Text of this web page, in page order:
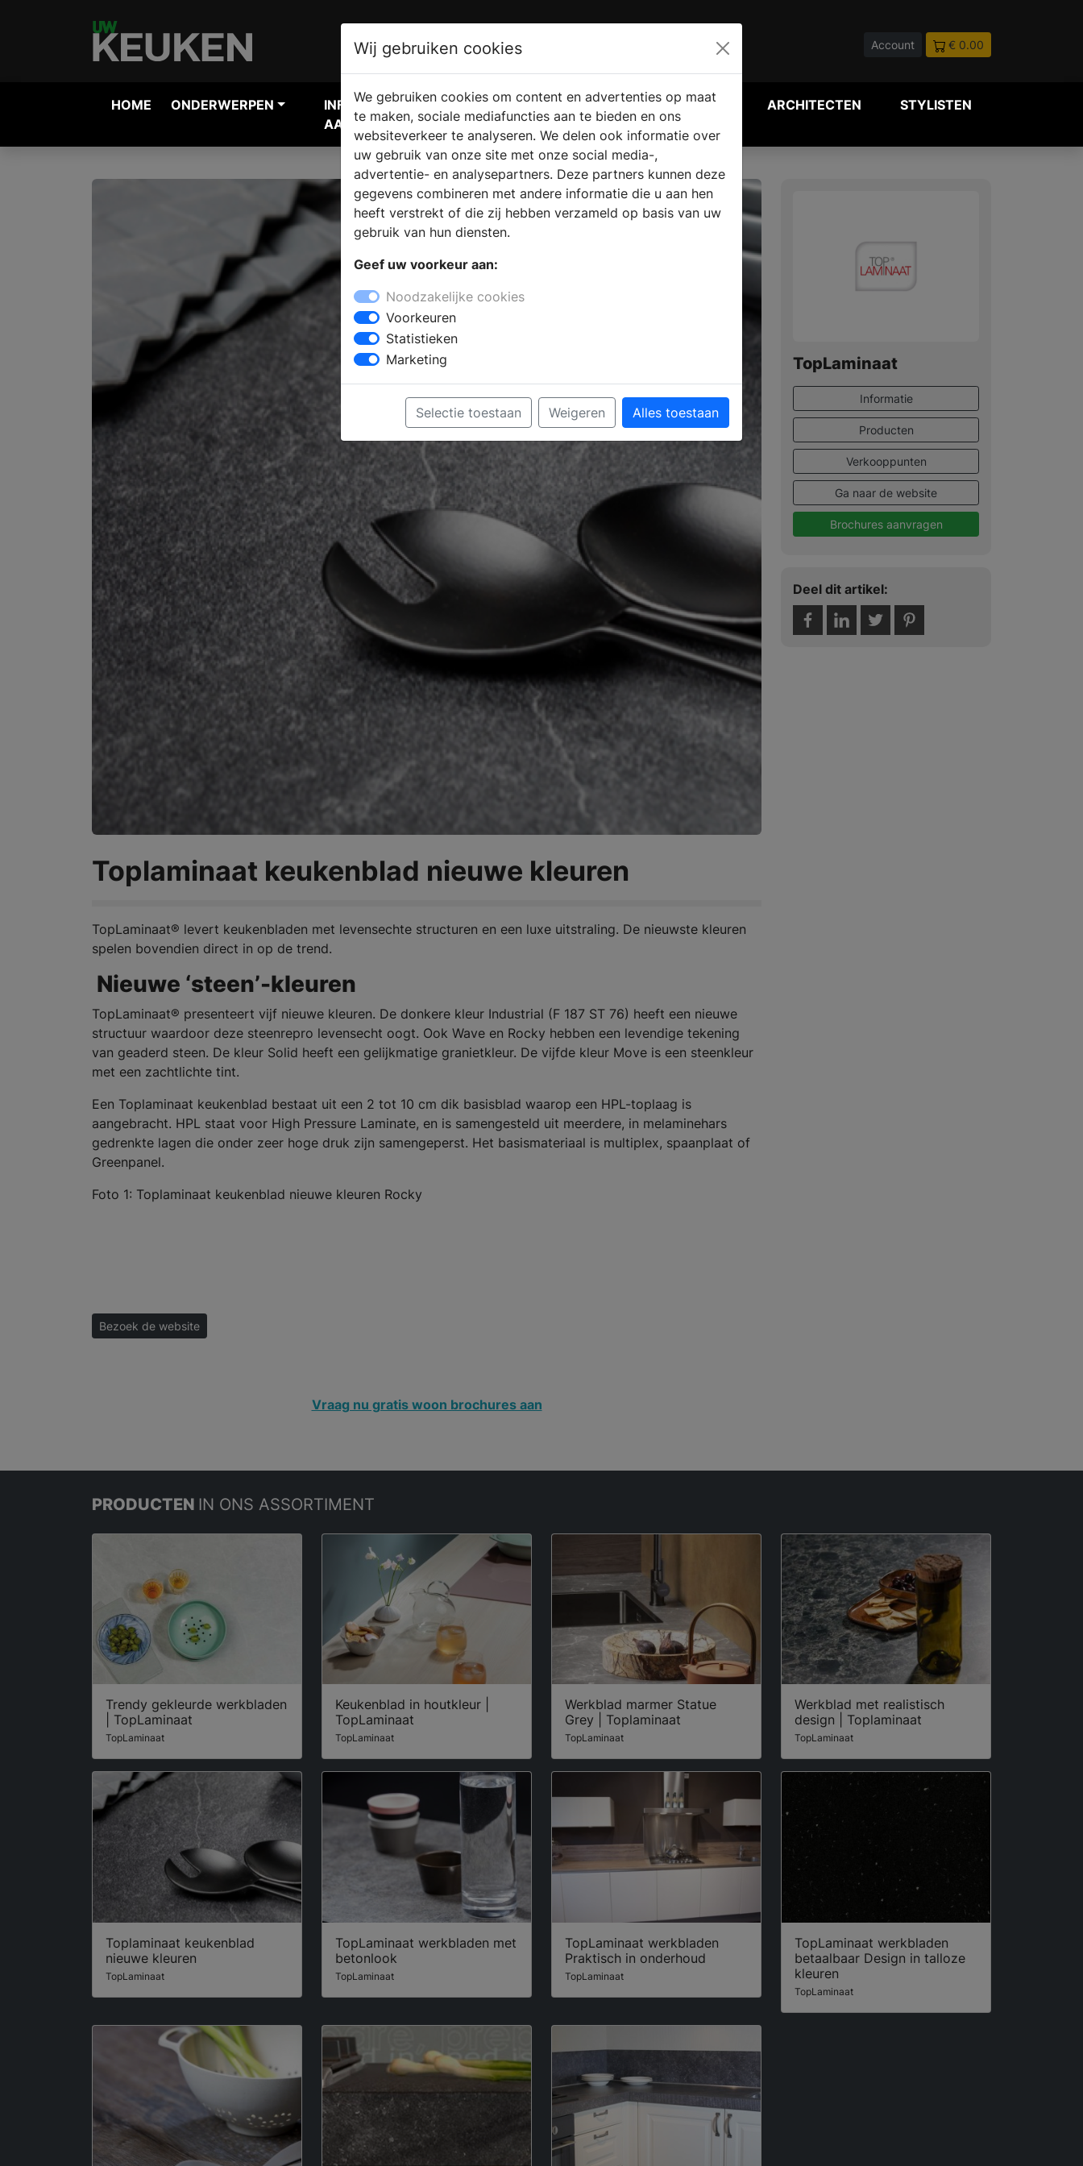
Account € 0.00
HOME ONDERWERPEN
INFORMATIE
AANVRAGEN
VERKOOPLOCATIE
VINDEN
WEBSHOP ARCHITECTEN STYLISTEN
Toplaminaat keukenblad nieuwe kleuren
TopLaminaat® levert keukenbladen met levensechte structuren en een luxe uitstraling. De nieuwste kleuren
spelen bovendien direct in op de trend.
Nieuwe ‘steen’-kleuren
TopLaminaat® presenteert vijf nieuwe kleuren. De donkere kleur Industrial (F 187 ST 76) heeft een nieuwe
structuur waardoor deze steenrepro levensecht oogt. Ook Wave en Rocky hebben een levendige tekening
van geaderd steen. De kleur Solid heeft een gelijkmatige granietkleur. De vijfde kleur Move is een steenkleur
met een zachtlichte tint.
Een Toplaminaat keukenblad bestaat uit een 2 tot 10 cm dik basisblad waarop een HPL-toplaag is
aangebracht. HPL staat voor High Pressure Laminate, en is samengesteld uit meerdere, in melaminehars
gedrenkte lagen die onder zeer hoge druk zijn samengeperst. Het basismateriaal is multiplex, spaanplaat of
Greenpanel.
Foto 1: Toplaminaat keukenblad nieuwe kleuren Rocky
Bezoek de website
Vraag nu gratis woon brochures aan
TopLaminaat
Informatie
Producten
Verkooppunten
Ga naar de website
Brochures aanvragen
Deel dit artikel:
PRODUCTEN IN ONS ASSORTIMENT
Trendy gekleurde werkbladen
| TopLaminaat
TopLaminaat
Keukenblad in houtkleur |
TopLaminaat
TopLaminaat
Werkblad marmer Statue
Grey | Toplaminaat
TopLaminaat
Werkblad met realistisch
design | Toplaminaat
TopLaminaat
Toplaminaat keukenblad
nieuwe kleuren
TopLaminaat
TopLaminaat werkbladen met
betonlook
TopLaminaat
TopLaminaat werkbladen
Praktisch in onderhoud
TopLaminaat
TopLaminaat werkbladen
betaalbaar Design in talloze
kleuren
TopLaminaat
Wij gebruiken cookies
We gebruiken cookies om content en advertenties op maat
te maken, sociale mediafuncties aan te bieden en ons
websiteverkeer te analyseren. We delen ook informatie over
uw gebruik van onze site met onze social media-,
advertentie- en analysepartners. Deze partners kunnen deze
gegevens combineren met andere informatie die u aan hen
heeft verstrekt of die zij hebben verzameld op basis van uw
gebruik van hun diensten.
Geef uw voorkeur aan:
Noodzakelijke cookies
Voorkeuren
Statistieken
Marketing
Selectie toestaan Weigeren Alles toestaan